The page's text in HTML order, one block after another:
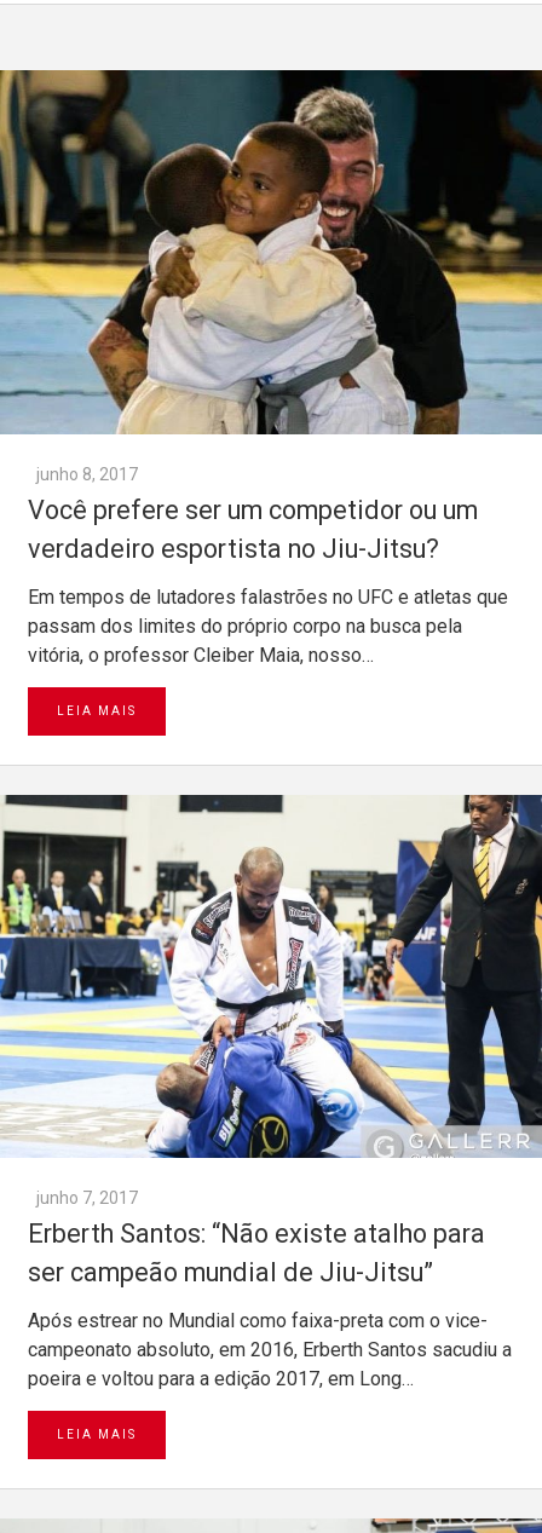
junho 8, 2017
Você prefere ser um competidor ou um
verdadeiro esportista no Jiu-Jitsu?
Em tempos de lutadores falastrões no UFC e atletas que
passam dos limites do próprio corpo na busca pela
vitória, o professor Cleiber Maia, nosso…
LEIA MAIS
junho 7, 2017
Erberth Santos: “Não existe atalho para
ser campeão mundial de Jiu-Jitsu”
Após estrear no Mundial como faixa-preta com o vice-
campeonato absoluto, em 2016, Erberth Santos sacudiu a
poeira e voltou para a edição 2017, em Long…
LEIA MAIS